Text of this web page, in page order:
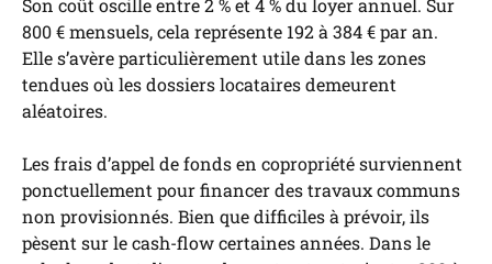
Son coût oscille entre 2 % et 4 % du loyer annuel. Sur
800 € mensuels, cela représente 192 à 384 € par an.
Elle s’avère particulièrement utile dans les zones
tendues où les dossiers locataires demeurent
aléatoires.
Les frais d’appel de fonds en copropriété surviennent
ponctuellement pour financer des travaux communs
non provisionnés. Bien que difficiles à prévoir, ils
pèsent sur le cash-flow certaines années. Dans le